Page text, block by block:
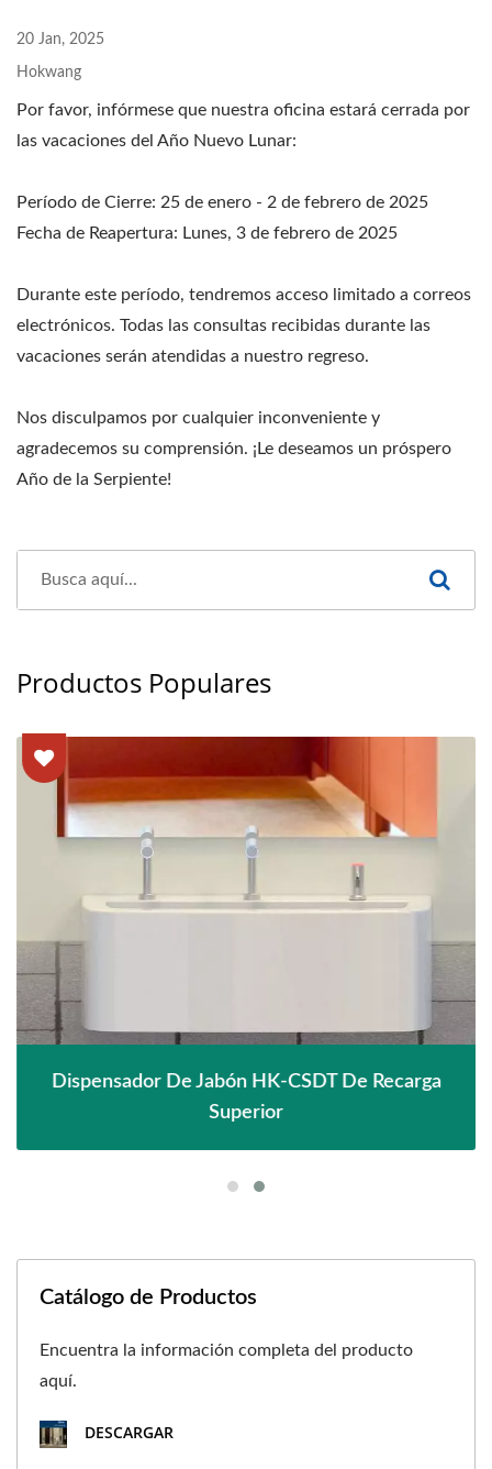
20 Jan, 2025
Hokwang
Por favor, infórmese que nuestra oficina estará cerrada por
las vacaciones del Año Nuevo Lunar:
Período de Cierre: 25 de enero - 2 de febrero de 2025
Fecha de Reapertura: Lunes, 3 de febrero de 2025
Durante este período, tendremos acceso limitado a correos
electrónicos. Todas las consultas recibidas durante las
vacaciones serán atendidas a nuestro regreso.
Nos disculpamos por cualquier inconveniente y
agradecemos su comprensión. ¡Le deseamos un próspero
Año de la Serpiente!
Productos Populares
Dispensador De Jabón HK-CSDT De Recarga
Superior
Catálogo de Productos
Encuentra la información completa del producto
aquí.
DESCARGAR